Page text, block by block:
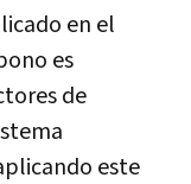
en el
es
de
este